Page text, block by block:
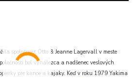
spoločnosť Otto & Jeanne Lagervall v meste
bol vynálezca a nadšenec veslových
pre kanoe a kajaky. Keď v roku 1979 Yakima